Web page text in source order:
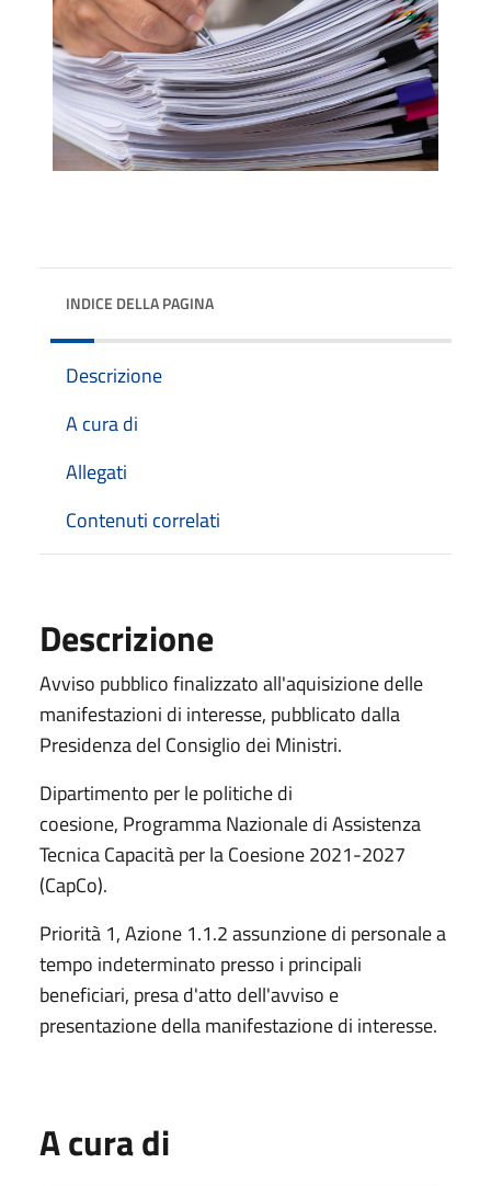
INDICE DELLA PAGINA
Descrizione
A cura di
Allegati
Contenuti correlati
Descrizione
Avviso pubblico finalizzato all'aquisizione delle
manifestazioni di interesse, pubblicato dalla
Presidenza del Consiglio dei Ministri.
Dipartimento per le politiche di
coesione, Programma Nazionale di Assistenza
Tecnica Capacità per la Coesione 2021-2027
(CapCo).
Priorità 1, Azione 1.1.2 assunzione di personale a
tempo indeterminato presso i principali
beneficiari, presa d'atto dell'avviso e
presentazione della manifestazione di interesse.
A cura di